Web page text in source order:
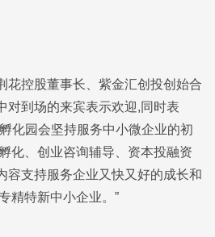
花控股董事长、紫金汇创投创始合
对到场的来宾表示欢迎,同时表
化园会坚持服务中小微企业的初
化、创业咨询辅导、资本投融资
容支持服务企业又快又好的成长和
精特新中小企业。”